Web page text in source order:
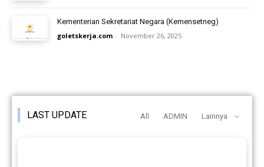
Kementerian Sekretariat Negara (Kemensetneg)
goletskerja.com - November 26, 2025
LAST UPDATE All ADMIN Lainnya